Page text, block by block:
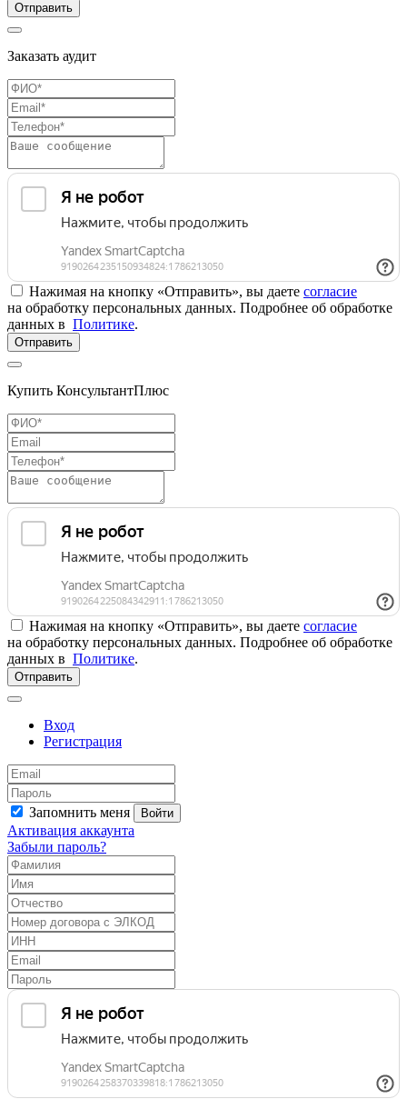
Отправить
Заказать аудит
Нажимая на кнопку «Отправить», вы даете согласие
на обработку персональных данных. Подробнее об обработке
данных в Политике.
Отправить
Купить КонсультантПлюс
Нажимая на кнопку «Отправить», вы даете согласие
на обработку персональных данных. Подробнее об обработке
данных в Политике.
Отправить
Вход
Регистрация
Запомнить меня Войти
Активация аккаунта
Забыли пароль?